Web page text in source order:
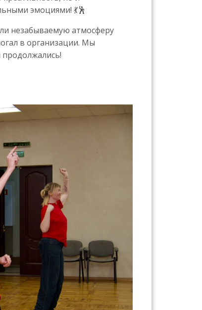
эмоциями! 💃🕺
незабываемую атмосферу
в организации. Мы